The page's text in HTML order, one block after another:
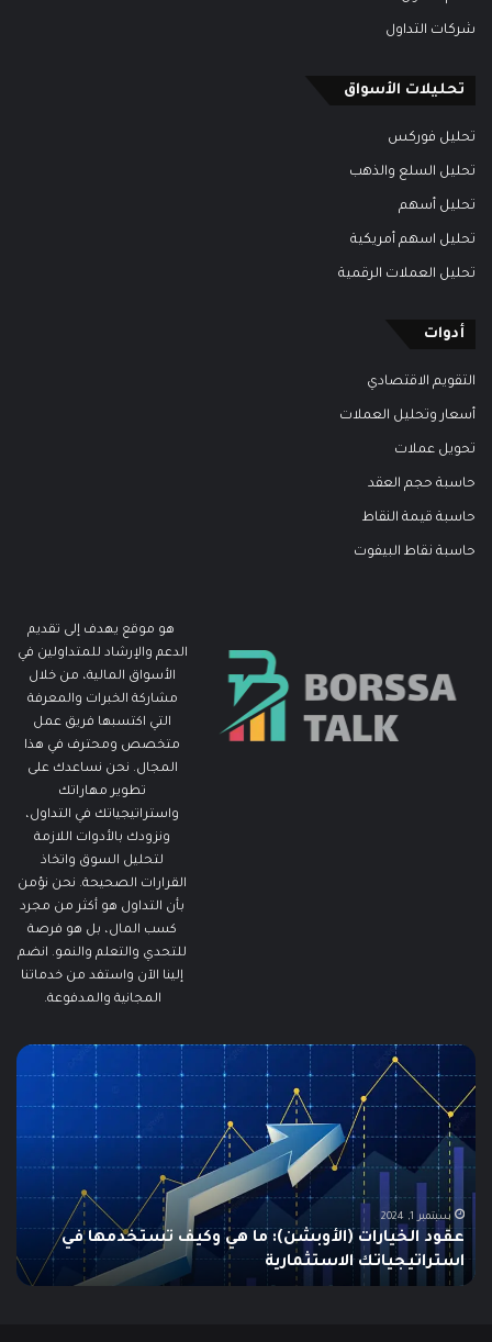
شركات التداول
تحليلات الأسواق
تحليل فوركس
تحليل السلع والذهب
تحليل أسهم
تحليل اسهم أمريكية
تحليل العملات الرقمية
أدوات
التقويم الاقتصادي
أسعار وتحليل العملات
تحويل عملات
حاسبة حجم العقد
حاسبة قيمة النقاط
حاسبة نقاط البيفوت
هو موقع يهدف إلى تقديم
الدعم والإرشاد للمتداولين في
الأسواق المالية، من خلال
مشاركة الخبرات والمعرفة
التي اكتسبها فريق عمل
متخصص ومحترف في هذا
المجال. نحن نساعدك على
تطوير مهاراتك
واستراتيجياتك في التداول،
ونزودك بالأدوات اللازمة
لتحليل السوق واتخاذ
القرارات الصحيحة. نحن نؤمن
بأن التداول هو أكثر من مجرد
كسب المال، بل هو فرصة
للتحدي والتعلم والنمو. انضم
إلينا الآن واستفد من خدماتنا
المجانية والمدفوعة.
مطالبات
البطالة
في
الولايات
المتحدة
تنخفض
إلى
أدنى
مستوى
منذ
مايو
سبتمبر 19, 2024
مطالبات البطالة في الولايات المتحدة تنخفض إلى أدنى
مستوى منذ مايو وسط سوق عمل قوي